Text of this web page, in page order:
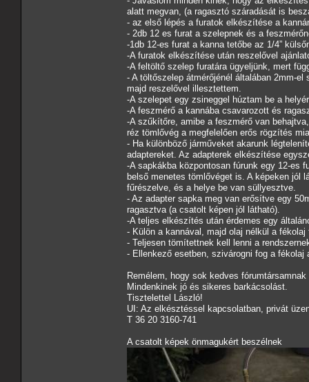
alatt megvan, (a ragasztó száradását is
- az első lépés a furatok elkészítése a
- 2db 12 es furat a szelepnek és a
-1db 12-es furat a kanna tetőbe az 1/4”
-A furatok elkészítése után reszelővel
-A feltöltő szelep furatára ügyeljünk, mert
- A töltőszelep átmérőjénél általában 2mm-
majd reszelővel illesztettem.
-A szelepet egy zsineggel húztam be a
-A feszmérő a kannába csavarozott és
-A szűkítőre, amibe a feszmérő van
réz tömlővég a megfelelően erős rögzítés
- Ha különböző járműveket akarunk
adaptereket. Az adapterek elkészítése
-A sapkákba központosan fúrunk egy 12-es
belső menetes tömlővéget is. A képeken jól
fűrészelve, és a helye be van süllyesztve.
- Az adapter sapka meg van erősítve egy
ragasztva (a csatolt képen jól látható).
-A teljes elkészítés után érdemes egy
- Külön a kannával, majd olaj nélkül a
- Teljesen tömítettnek kell lenni a
- Ellenkező esetben, szivárogni fog a
Remélem, hogy sok kedves
Mindenkinek jó és sikeres barkácsolást.
Tisztelettel László!
UI: Az elkésztéssel kapcsolatban, privát
T 36 20 3160-741
A csatolt képek önmagukért beszélnek